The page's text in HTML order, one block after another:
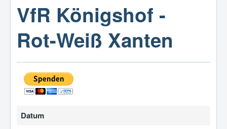
VfR Königshof -
Rot-Weiß Xanten
Datum